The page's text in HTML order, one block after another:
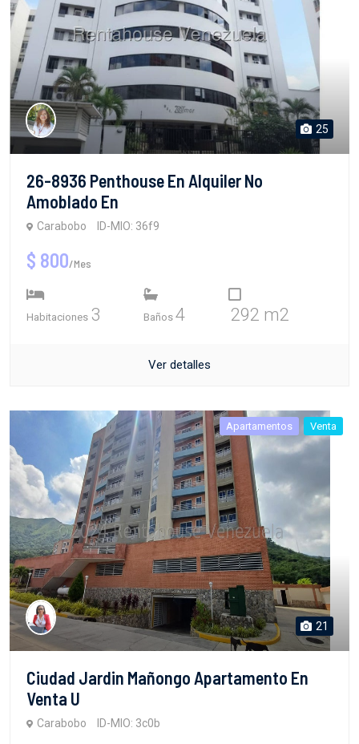
25
26-8936 Penthouse En Alquiler No
Amoblado En
Carabobo ID-MIO: 36f9
$ 800/Mes
Habitaciones 3 Baños 4 292 m2
Ver detalles
Apartamentos Venta
21
Ciudad Jardin Mañongo Apartamento En
Venta U
Carabobo ID-MIO: 3c0b